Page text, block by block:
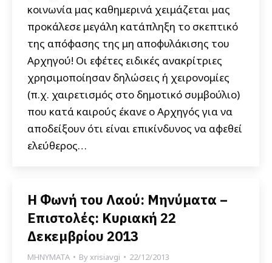
κοινωνία μας καθημερινά χειμάζεται μας
προκάλεσε μεγάλη κατάπληξη το σκεπτικό
της απόφασης της μη αποφυλάκισης του
Αρχηγού! Οι εφέτες ειδικές ανακρίτριες
χρησιμοποίησαν δηλώσεις ή χειρονομίες
(π.χ. χαιρετισμός στο δημοτικό συμβούλιο)
που κατά καιρούς έκανε ο Αρχηγός για να
αποδείξουν ότι είναι επικίνδυνος να αφεθεί
ελεύθερος…
Η Φωνή του Λαού: Μηνύματα –
Επιστολές: Κυριακή 22
Δεκεμβρίου 2013
ΜΗΝΥΜΑΤΑ Byxrisiavgi 22/12/2013